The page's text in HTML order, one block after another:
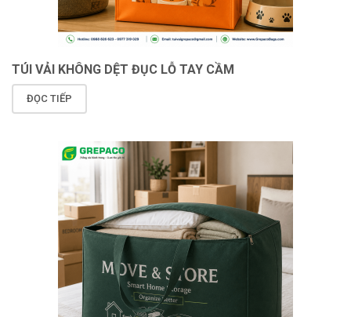
TÚI VẢI KHÔNG DỆT ĐỤC LỖ TAY CẦM
ĐỌC TIẾP